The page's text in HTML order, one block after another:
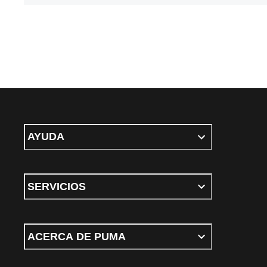
AYUDA
SERVICIOS
ACERCA DE PUMA